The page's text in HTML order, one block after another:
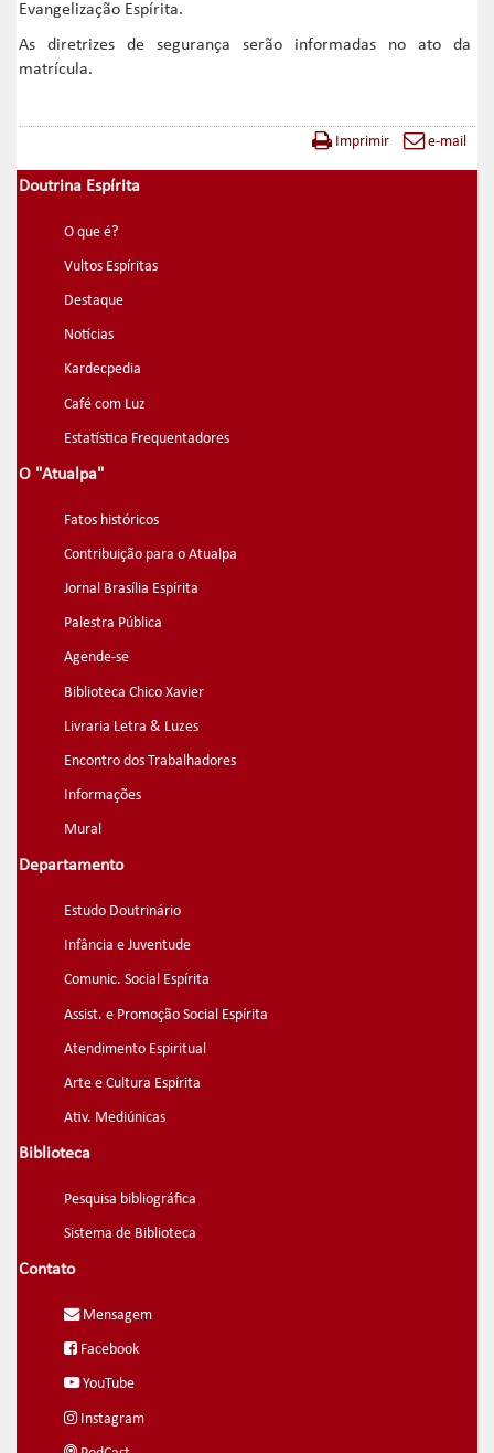
Evangelização Espírita.
As diretrizes de segurança serão informadas no ato da
matrícula.
Imprimir e-mail
Doutrina Espírita
O que é?
Vultos Espíritas
Destaque
Notícias
Kardecpedia
Café com Luz
Estatística Frequentadores
O "Atualpa"
Fatos históricos
Contribuição para o Atualpa
Jornal Brasília Espírita
Palestra Pública
Agende-se
Biblioteca Chico Xavier
Livraria Letra & Luzes
Encontro dos Trabalhadores
Informações
Mural
Departamento
Estudo Doutrinário
Infância e Juventude
Comunic. Social Espírita
Assist. e Promoção Social Espírita
Atendimento Espiritual
Arte e Cultura Espírita
Ativ. Mediúnicas
Biblioteca
Pesquisa bibliográfica
Sistema de Biblioteca
Contato
Mensagem
Facebook
YouTube
Instagram